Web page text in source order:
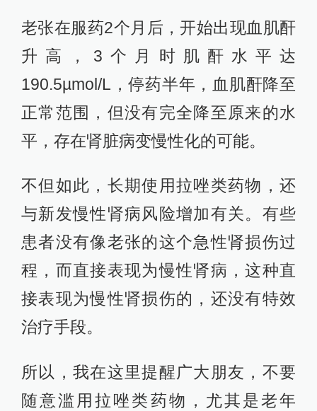
老张在服药2个月后，开始出现血肌酐
升高，3个月时肌酐水平达
190.5µmol/L，停药半年，血肌酐降至
正常范围，但没有完全降至原来的水
平，存在肾脏病变慢性化的可能。
不但如此，长期使用拉唑类药物，还
与新发慢性肾病风险增加有关。有些
患者没有像老张的这个急性肾损伤过
程，而直接表现为慢性肾病，这种直
接表现为慢性肾损伤的，还没有特效
治疗手段。
所以，我在这里提醒广大朋友，不要
随意滥用拉唑类药物，尤其是老年